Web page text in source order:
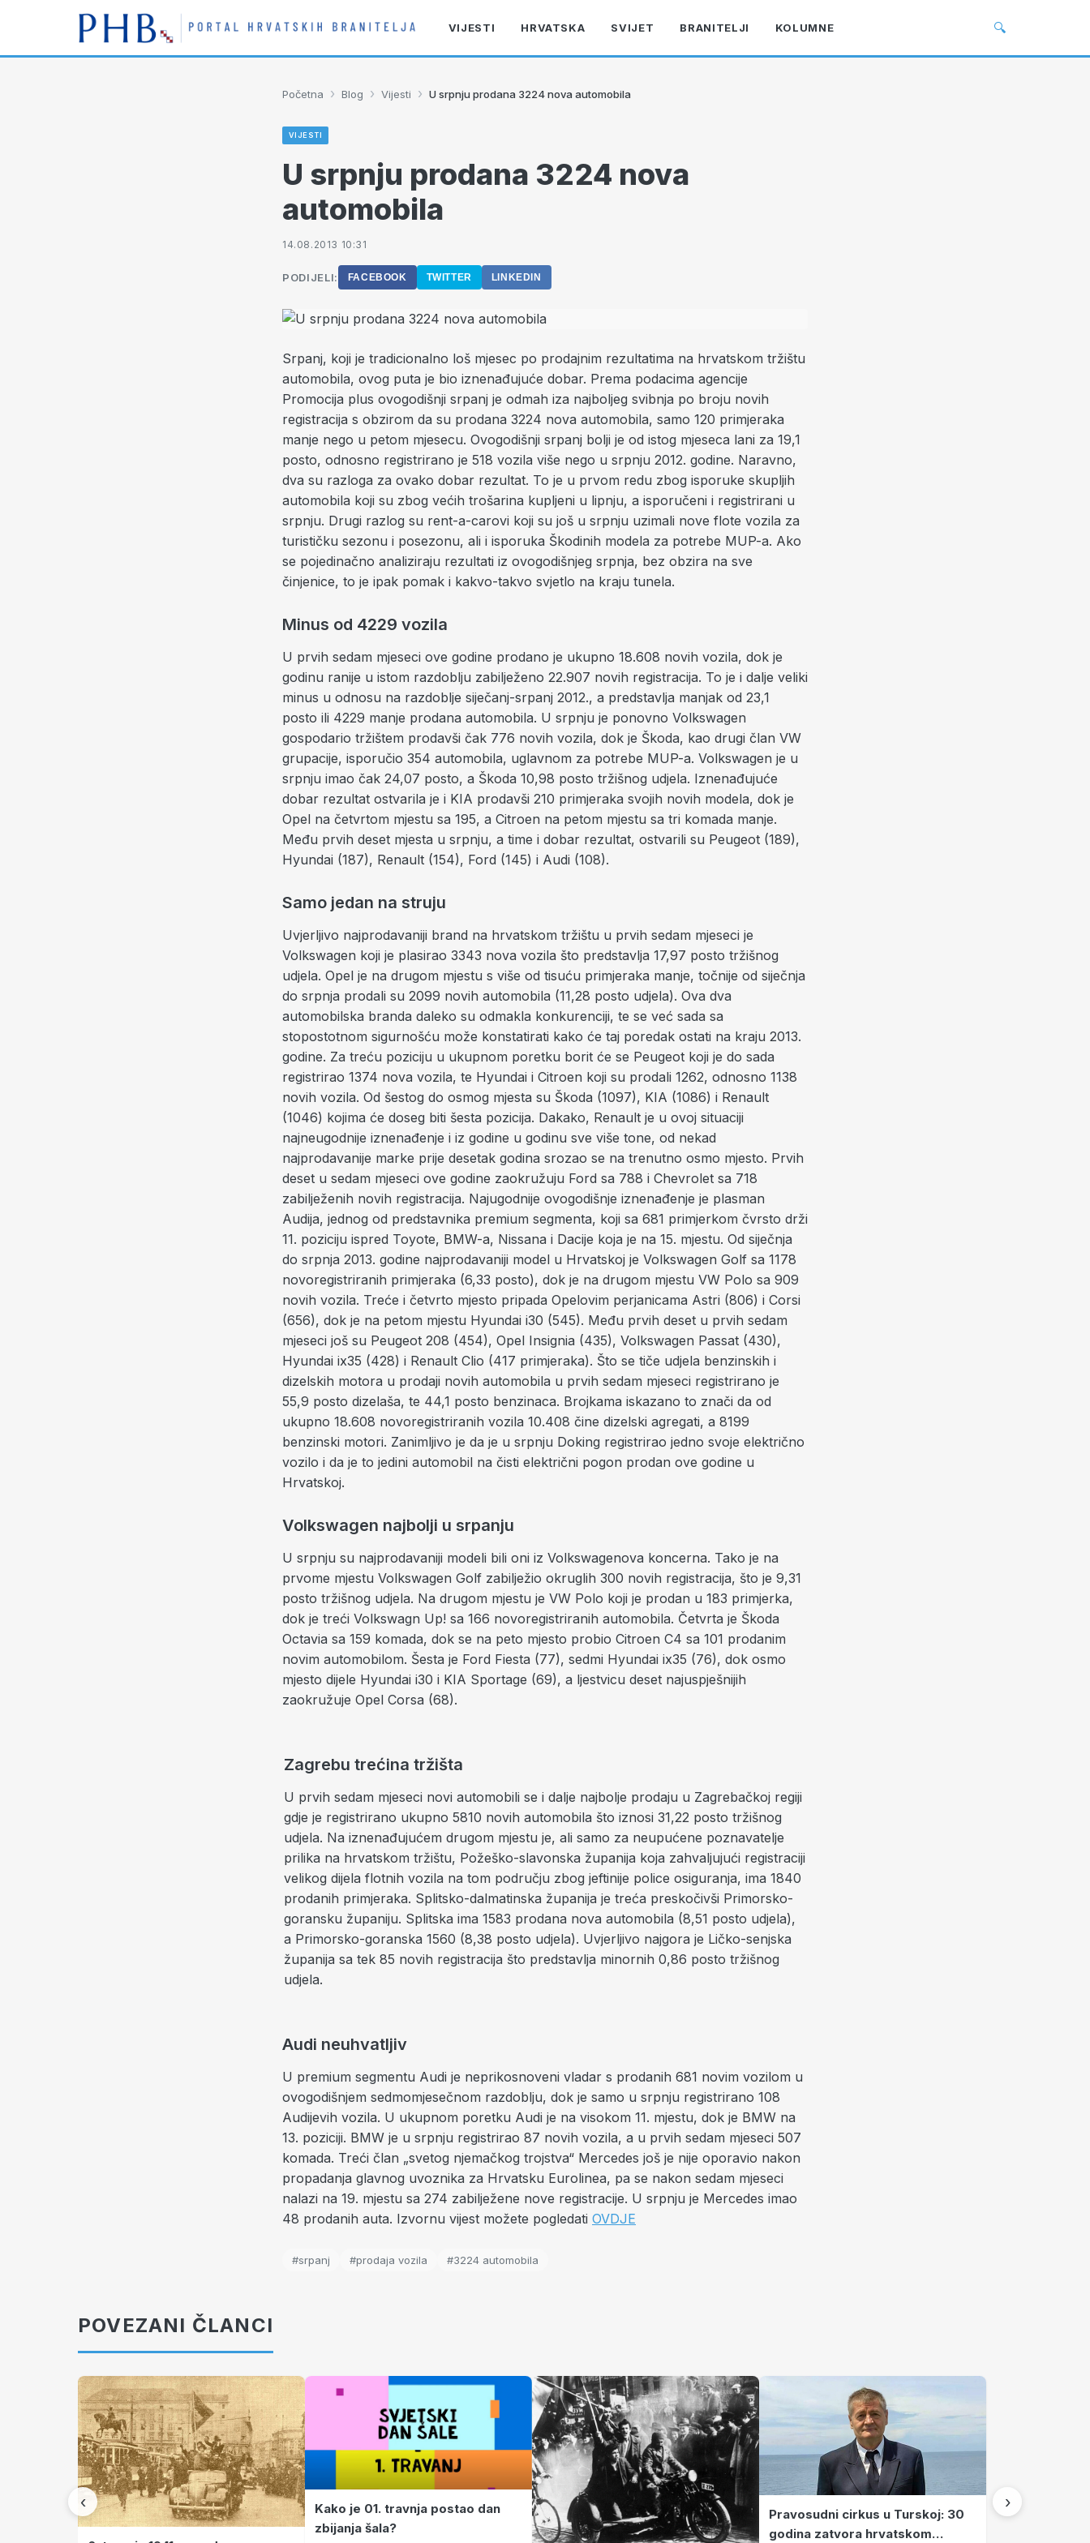
VIJESTI HRVATSKA SVIJET BRANITELJI KOLUMNE 🔍
Početna › Blog › Vijesti › U srpnju prodana 3224 nova automobila
VIJESTI
U srpnju prodana 3224 nova
automobila
14.08.2013 10:31
PODIJELI: FACEBOOK TWITTER LINKEDIN
Srpanj, koji je tradicionalno loš mjesec po prodajnim rezultatima na hrvatskom tržištu
automobila, ovog puta je bio iznenađujuće dobar. Prema podacima agencije
Promocija plus ovogodišnji srpanj je odmah iza najboljeg svibnja po broju novih
registracija s obzirom da su prodana 3224 nova automobila, samo 120 primjeraka
manje nego u petom mjesecu. Ovogodišnji srpanj bolji je od istog mjeseca lani za 19,1
posto, odnosno registrirano je 518 vozila više nego u srpnju 2012. godine. Naravno,
dva su razloga za ovako dobar rezultat. To je u prvom redu zbog isporuke skupljih
automobila koji su zbog većih trošarina kupljeni u lipnju, a isporučeni i registrirani u
srpnju. Drugi razlog su rent-a-carovi koji su još u srpnju uzimali nove flote vozila za
turističku sezonu i posezonu, ali i isporuka Škodinih modela za potrebe MUP-a. Ako
se pojedinačno analiziraju rezultati iz ovogodišnjeg srpnja, bez obzira na sve
činjenice, to je ipak pomak i kakvo-takvo svjetlo na kraju tunela.
Minus od 4229 vozila
U prvih sedam mjeseci ove godine prodano je ukupno 18.608 novih vozila, dok je
godinu ranije u istom razdoblju zabilježeno 22.907 novih registracija. To je i dalje veliki
minus u odnosu na razdoblje siječanj-srpanj 2012., a predstavlja manjak od 23,1
posto ili 4229 manje prodana automobila. U srpnju je ponovno Volkswagen
gospodario tržištem prodavši čak 776 novih vozila, dok je Škoda, kao drugi član VW
grupacije, isporučio 354 automobila, uglavnom za potrebe MUP-a. Volkswagen je u
srpnju imao čak 24,07 posto, a Škoda 10,98 posto tržišnog udjela. Iznenađujuće
dobar rezultat ostvarila je i KIA prodavši 210 primjeraka svojih novih modela, dok je
Opel na četvrtom mjestu sa 195, a Citroen na petom mjestu sa tri komada manje.
Među prvih deset mjesta u srpnju, a time i dobar rezultat, ostvarili su Peugeot (189),
Hyundai (187), Renault (154), Ford (145) i Audi (108).
Samo jedan na struju
Uvjerljivo najprodavaniji brand na hrvatskom tržištu u prvih sedam mjeseci je
Volkswagen koji je plasirao 3343 nova vozila što predstavlja 17,97 posto tržišnog
udjela. Opel je na drugom mjestu s više od tisuću primjeraka manje, točnije od siječnja
do srpnja prodali su 2099 novih automobila (11,28 posto udjela). Ova dva
automobilska branda daleko su odmakla konkurenciji, te se već sada sa
stopostotnom sigurnošću može konstatirati kako će taj poredak ostati na kraju 2013.
godine. Za treću poziciju u ukupnom poretku borit će se Peugeot koji je do sada
registrirao 1374 nova vozila, te Hyundai i Citroen koji su prodali 1262, odnosno 1138
novih vozila. Od šestog do osmog mjesta su Škoda (1097), KIA (1086) i Renault
(1046) kojima će doseg biti šesta pozicija. Dakako, Renault je u ovoj situaciji
najneugodnije iznenađenje i iz godine u godinu sve više tone, od nekad
najprodavanije marke prije desetak godina srozao se na trenutno osmo mjesto. Prvih
deset u sedam mjeseci ove godine zaokružuju Ford sa 788 i Chevrolet sa 718
zabilježenih novih registracija. Najugodnije ovogodišnje iznenađenje je plasman
Audija, jednog od predstavnika premium segmenta, koji sa 681 primjerkom čvrsto drži
11. poziciju ispred Toyote, BMW-a, Nissana i Dacije koja je na 15. mjestu. Od siječnja
do srpnja 2013. godine najprodavaniji model u Hrvatskoj je Volkswagen Golf sa 1178
novoregistriranih primjeraka (6,33 posto), dok je na drugom mjestu VW Polo sa 909
novih vozila. Treće i četvrto mjesto pripada Opelovim perjanicama Astri (806) i Corsi
(656), dok je na petom mjestu Hyundai i30 (545). Među prvih deset u prvih sedam
mjeseci još su Peugeot 208 (454), Opel Insignia (435), Volkswagen Passat (430),
Hyundai ix35 (428) i Renault Clio (417 primjeraka). Što se tiče udjela benzinskih i
dizelskih motora u prodaji novih automobila u prvih sedam mjeseci registrirano je
55,9 posto dizelaša, te 44,1 posto benzinaca. Brojkama iskazano to znači da od
ukupno 18.608 novoregistriranih vozila 10.408 čine dizelski agregati, a 8199
benzinski motori. Zanimljivo je da je u srpnju Doking registrirao jedno svoje električno
vozilo i da je to jedini automobil na čisti električni pogon prodan ove godine u
Hrvatskoj.
Volkswagen najbolji u srpanju
U srpnju su najprodavaniji modeli bili oni iz Volkswagenova koncerna. Tako je na
prvome mjestu Volkswagen Golf zabilježio okruglih 300 novih registracija, što je 9,31
posto tržišnog udjela. Na drugom mjestu je VW Polo koji je prodan u 183 primjerka,
dok je treći Volkswagn Up! sa 166 novoregistriranih automobila. Četvrta je Škoda
Octavia sa 159 komada, dok se na peto mjesto probio Citroen C4 sa 101 prodanim
novim automobilom. Šesta je Ford Fiesta (77), sedmi Hyundai ix35 (76), dok osmo
mjesto dijele Hyundai i30 i KIA Sportage (69), a ljestvicu deset najuspješnijih
zaokružuje Opel Corsa (68).
Zagrebu trećina tržišta
U prvih sedam mjeseci novi automobili se i dalje najbolje prodaju u Zagrebačkoj regiji
gdje je registrirano ukupno 5810 novih automobila što iznosi 31,22 posto tržišnog
udjela. Na iznenađujućem drugom mjestu je, ali samo za neupućene poznavatelje
prilika na hrvatskom tržištu, Požeško-slavonska županija koja zahvaljujući registraciji
velikog dijela flotnih vozila na tom području zbog jeftinije police osiguranja, ima 1840
prodanih primjeraka. Splitsko-dalmatinska županija je treća preskočivši Primorsko-
goransku županiju. Splitska ima 1583 prodana nova automobila (8,51 posto udjela),
a Primorsko-goranska 1560 (8,38 posto udjela). Uvjerljivo najgora je Ličko-senjska
županija sa tek 85 novih registracija što predstavlja minornih 0,86 posto tržišnog
udjela.
Audi neuhvatljiv
U premium segmentu Audi je neprikosnoveni vladar s prodanih 681 novim vozilom u
ovogodišnjem sedmomjesečnom razdoblju, dok je samo u srpnju registrirano 108
Audijevih vozila. U ukupnom poretku Audi je na visokom 11. mjestu, dok je BMW na
13. poziciji. BMW je u srpnju registrirao 87 novih vozila, a u prvih sedam mjeseci 507
komada. Treći član „svetog njemačkog trojstva“ Mercedes još je nije oporavio nakon
propadanja glavnog uvoznika za Hrvatsku Eurolinea, pa se nakon sedam mjeseci
nalazi na 19. mjestu sa 274 zabilježene nove registracije. U srpnju je Mercedes imao
48 prodanih auta. Izvornu vijest možete pogledati OVDJE
#srpanj #prodaja vozila #3224 automobila
POVEZANI ČLANCI
‹
Kako je 01. travnja postao dan
zbijanja šala?
Pravosudni cirkus u Turskoj: 30
godina zatvora hrvatskom
›